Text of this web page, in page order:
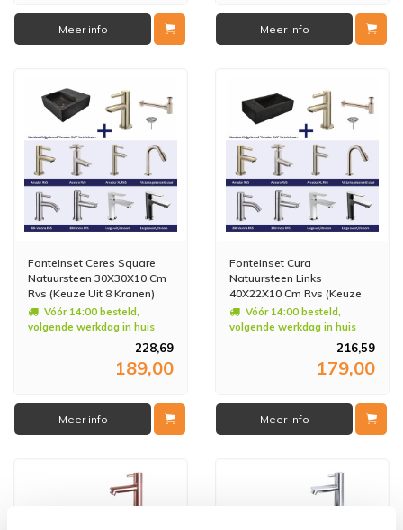
Meer info Meer info
Fonteinset Ceres Square
Natuursteen 30X30X10 Cm
Rvs (Keuze Uit 8 Kranen)
Vóór 14:00 besteld,
volgende werkdag in huis
228,69
189,00
Meer info
Fonteinset Cura
Natuursteen Links
40X22X10 Cm Rvs (Keuze
Uit 8 Kranen)
Vóór 14:00 besteld,
volgende werkdag in huis
216,59
179,00
Meer info